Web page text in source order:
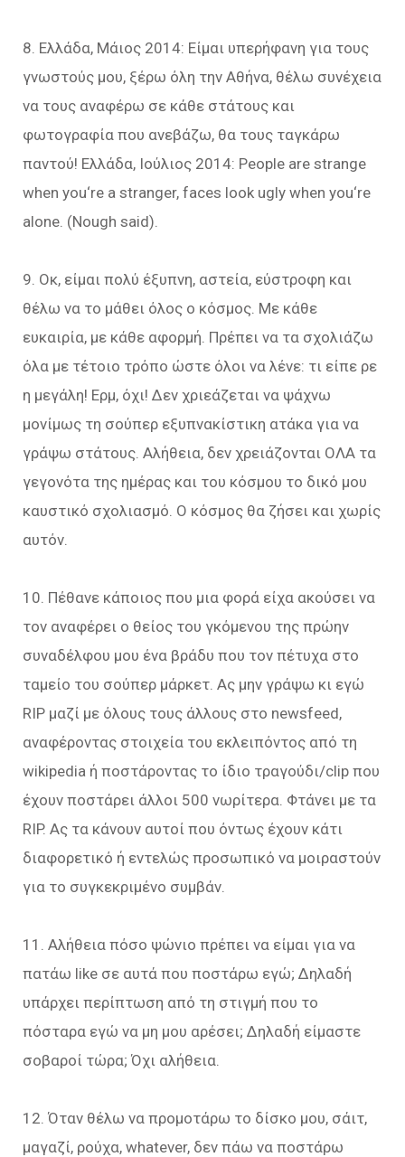
8. Ελλάδα, Μάιος 2014: Είμαι υπερήφανη για τους
γνωστούς μου, ξέρω όλη την Αθήνα, θέλω συνέχεια
να τους αναφέρω σε κάθε στάτους και
φωτογραφία που ανεβάζω, θα τους ταγκάρω
παντού! Ελλάδα, Ιούλιος 2014: People are strange
when you‘re a stranger, faces look ugly when you‘re
alone. (Nough said).
9. Οκ, είμαι πολύ έξυπνη, αστεία, εύστροφη και
θέλω να το μάθει όλος ο κόσμος. Με κάθε
ευκαιρία, με κάθε αφορμή. Πρέπει να τα σχολιάζω
όλα με τέτοιο τρόπο ώστε όλοι να λένε: τι είπε ρε
η μεγάλη! Ερμ, όχι! Δεν χριεάζεται να ψάχνω
μονίμως τη σούπερ εξυπνακίστικη ατάκα για να
γράψω στάτους. Αλήθεια, δεν χρειάζονται ΟΛΑ τα
γεγονότα της ημέρας και του κόσμου το δικό μου
καυστικό σχολιασμό. Ο κόσμος θα ζήσει και χωρίς
αυτόν.
10. Πέθανε κάποιος που μια φορά είχα ακούσει να
τον αναφέρει ο θείος του γκόμενου της πρώην
συναδέλφου μου ένα βράδυ που τον πέτυχα στο
ταμείο του σούπερ μάρκετ. Ας μην γράψω κι εγώ
RIP μαζί με όλους τους άλλους στο newsfeed,
αναφέροντας στοιχεία του εκλειπόντος από τη
wikipedia ή ποστάροντας το ίδιο τραγούδι/clip που
έχουν ποστάρει άλλοι 500 νωρίτερα. Φτάνει με τα
RIP. Ας τα κάνουν αυτοί που όντως έχουν κάτι
διαφορετικό ή εντελώς προσωπικό να μοιραστούν
για το συγκεκριμένο συμβάν.
11. Αλήθεια πόσο ψώνιο πρέπει να είμαι για να
πατάω like σε αυτά που ποστάρω εγώ; Δηλαδή
υπάρχει περίπτωση από τη στιγμή που το
πόσταρα εγώ να μη μου αρέσει; Δηλαδή είμαστε
σοβαροί τώρα; Όχι αλήθεια.
12. Όταν θέλω να προμοτάρω το δίσκο μου, σάιτ,
μαγαζί, ρούχα, whatever, δεν πάω να ποστάρω